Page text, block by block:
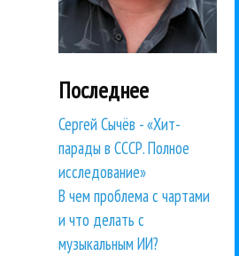
Последнее
Сергей Сычёв - «Хит-
парады в СССР. Полное
исследование»
В чем проблема с чартами
и что делать с
музыкальным ИИ?